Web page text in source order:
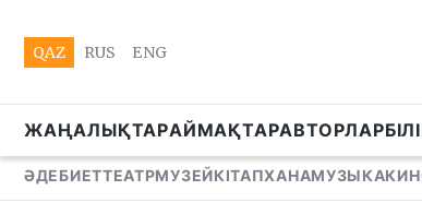
QAZ RUS ENG
ЖАҢАЛЫҚТАРАЙМАҚТАРАВТОРЛАР
ӘДЕБИЕТТЕАТРМУЗЕЙКІТАПХАНАМУЗЫКА